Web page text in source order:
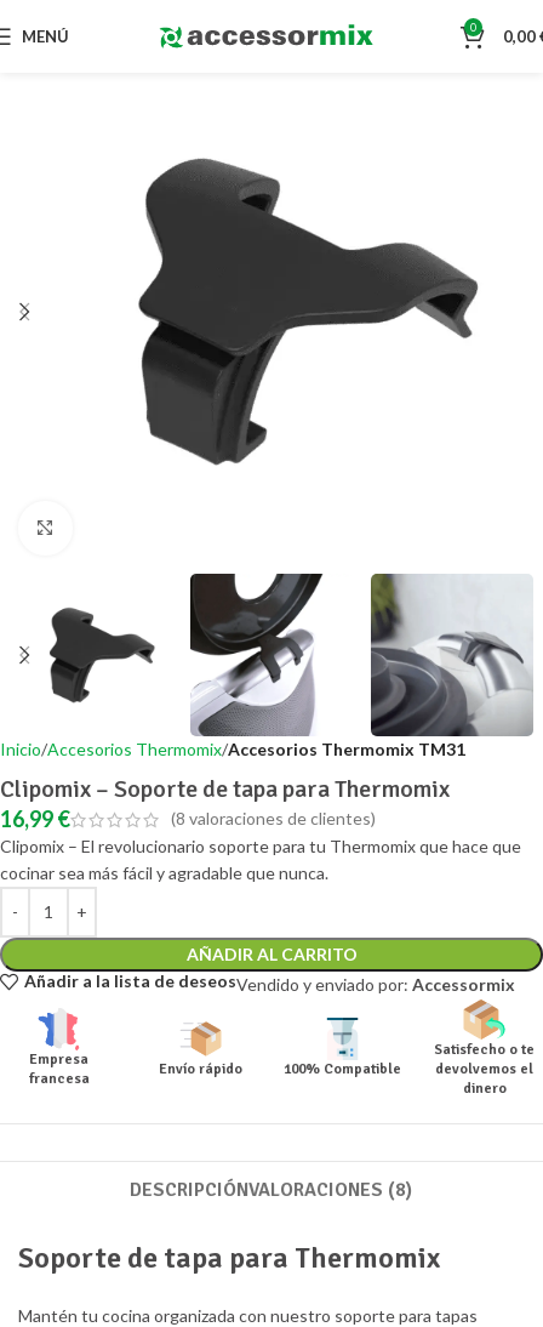
MENÚ 0 0,00
Inicio Accesorios Thermomix Accesorios Thermomix TM31
Clipomix – Soporte de tapa para Thermomix
16,99€ (8 valoraciones de clientes)
Clipomix – El revolucionario soporte para tu Thermomix que hace que
cocinar sea más fácil y agradable que nunca.
AÑADIR AL CARRITO
Añadir a la lista de deseosVendido y enviado por: Accessormix
Empresa
francesa
Envío rápido 100% Compatible
Satisfecho o te
devolvemos el
dinero
DESCRIPCIÓNVALORACIONES (8)
Soporte de tapa para Thermomix
Mantén tu cocina organizada con nuestro soporte para tapas